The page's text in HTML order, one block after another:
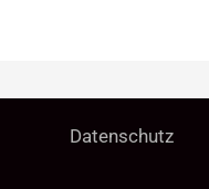
Datenschutz